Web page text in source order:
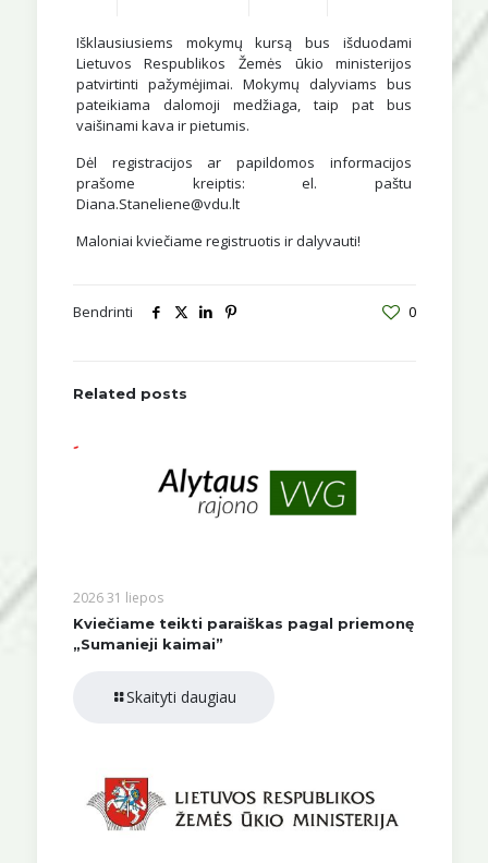
Išklausiusiems mokymų kursą bus išduodami
Lietuvos Respublikos Žemės ūkio ministerijos
patvirtinti pažymėjimai. Mokymų dalyviams bus
pateikiama dalomoji medžiaga, taip pat bus
vaišinami kava ir pietumis.
Dėl registracijos ar papildomos informacijos
prašome kreiptis: el. paštu
Diana.Staneliene@vdu.lt
Maloniai kviečiame registruotis ir dalyvauti!
Bendrinti 0
Related posts
2026 31 liepos
Kviečiame teikti paraiškas pagal priemonę
„Sumanieji kaimai”
Skaityti daugiau